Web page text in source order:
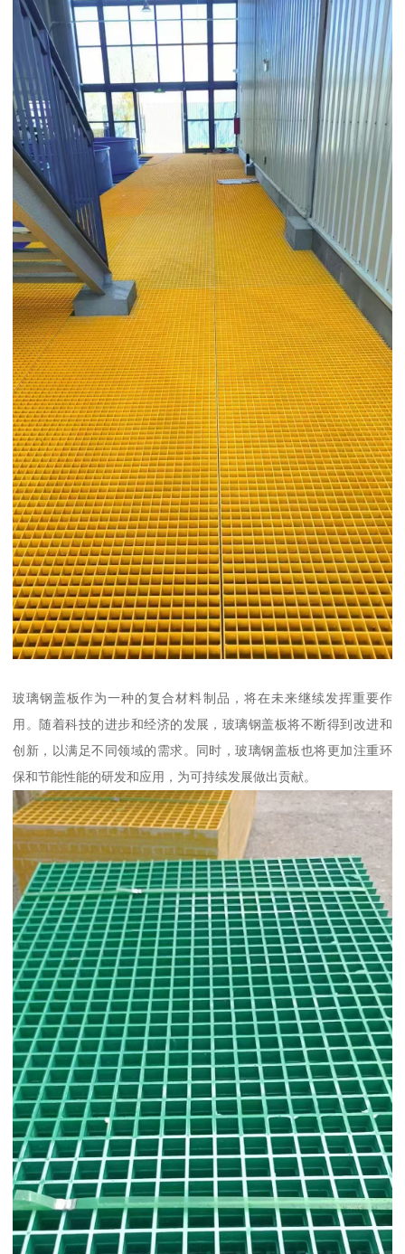
玻璃钢盖板作为一种的复合材料制品，将在未来继续发挥重要作
用。随着科技的进步和经济的发展，玻璃钢盖板将不断得到改进和
创新，以满足不同领域的需求。同时，玻璃钢盖板也将更加注重环
保和节能性能的研发和应用，为可持续发展做出贡献。